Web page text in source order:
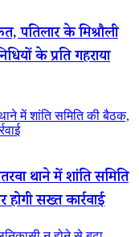
के मिश्रौली
के प्रति गहराया
में शांति समिति की बैठक,
थाने में शांति समिति
सख्त कार्रवाई